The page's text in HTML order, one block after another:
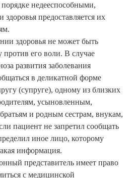
недееспособными,
предоставляется их
здоровья не может быть
против его воли. В случае
развития заболевания
в деликатной форме
(супруге), одному из близких
усыновленным,
и родным сестрам, внукам,
пациент не запретил сообщать
иное лицо, которому
информация.
представитель имеет право
с медицинской